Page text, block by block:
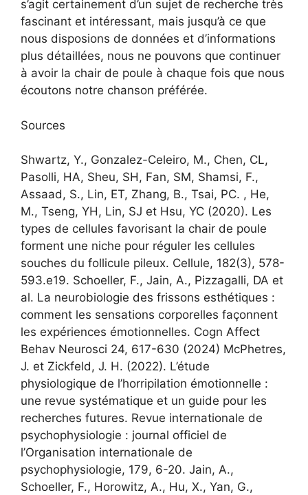
s’agit certainement d’un sujet de recherche très
fascinant et intéressant, mais jusqu’à ce que
nous disposions de données et d’informations
plus détaillées, nous ne pouvons que continuer
à avoir la chair de poule à chaque fois que nous
écoutons notre chanson préférée.
Sources
Shwartz, Y., Gonzalez-Celeiro, M., Chen, CL,
Pasolli, HA, Sheu, SH, Fan, SM, Shamsi, F.,
Assaad, S., Lin, ET, Zhang, B., Tsai, PC. , He,
M., Tseng, YH, Lin, SJ et Hsu, YC (2020). Les
types de cellules favorisant la chair de poule
forment une niche pour réguler les cellules
souches du follicule pileux. Cellule, 182(3), 578-
593.e19. Schoeller, F., Jain, A., Pizzagalli, DA et
al. La neurobiologie des frissons esthétiques :
comment les sensations corporelles façonnent
les expériences émotionnelles. Cogn Affect
Behav Neurosci 24, 617-630 (2024) McPhetres,
J. et Zickfeld, J. H. (2022). L’étude
physiologique de l’horripilation émotionnelle :
une revue systématique et un guide pour les
recherches futures. Revue internationale de
psychophysiologie : journal officiel de
l’Organisation internationale de
psychophysiologie, 179, 6-20. Jain, A.,
Schoeller, F., Horowitz, A., Hu, X., Yan, G.,